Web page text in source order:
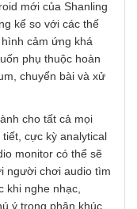
mới của Shanling
kể so với các thế
cảm ứng khá
phụ thuộc hoàn
chuyển bài và xử
cho tất cả mọi
cực kỳ analytical
monitor có thể sẽ
người chơi audio tìm
khi nghe nhạc,
ý trong phân khúc